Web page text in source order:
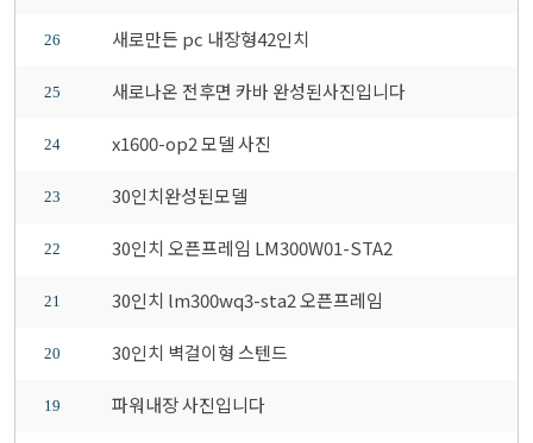
26 새로만든 pc 내장형42인치
25 새로나온 전후면 카바 완성된사진입니다
24 x1600-op2 모델 사진
23 30인치완성된모델
22 30인치 오픈프레임 LM300W01-STA2
21 30인치 lm300wq3-sta2 오픈프레임
20 30인치 벽걸이형 스텐드
19 파워내장 사진입니다